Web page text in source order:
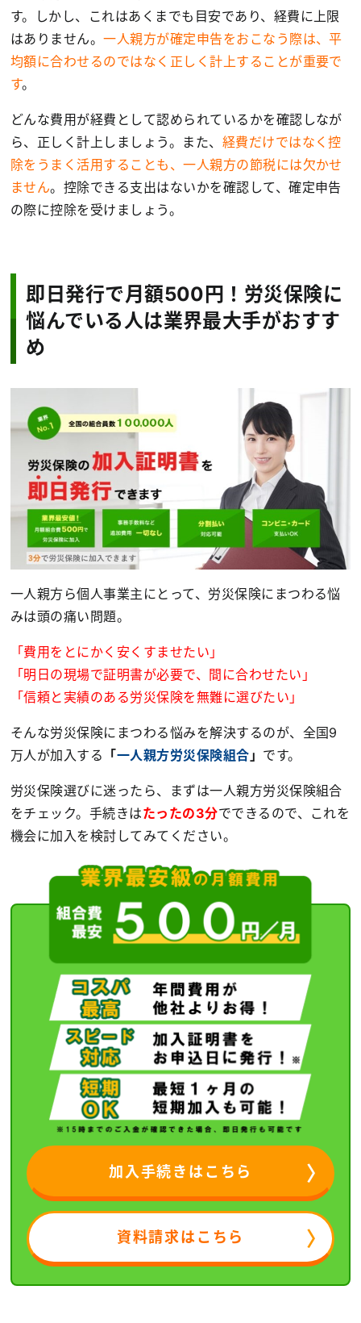
す。しかし、これはあくまでも目安であり、経費に上限
はありません。一人親方が確定申告をおこなう際は、平
均額に合わせるのではなく正しく計上することが重要で
す。
どんな費用が経費として認められているかを確認しなが
ら、正しく計上しましょう。また、 経費だけではなく控
除をうまく活用することも、一人親方の節税には欠かせ
ません。控除できる支出はないかを確認して、確定申告
の際に控除を受けましょう。
即日発行で月額500円！労災保険に
悩んでいる人は業界最大手がおすす
め
一人親方ら個人事業主にとって、労災保険にまつわる悩
みは頭の痛い問題。
「費用をとにかく安くすませたい」
「明日の現場で証明書が必要で、間に合わせたい」
「信頼と実績のある労災保険を無難に選びたい」
そんな労災保険にまつわる悩みを解決するのが、全国9
万人が加入する 「一人親方労災保険組合 」 です。
労災保険選びに迷ったら、まずは一人親方労災保険組合
をチェック。手続きはたったの3分でできるので、これを
機会に加入を検討してみてください。
加入手続きはこちら
資料請求はこちら